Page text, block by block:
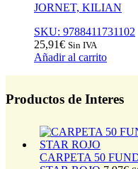
JORNET, KILIAN
SKU: 9788411731102
25,91€ Sin IVA
Añadir al carrito
Productos de Interes
CARPETA 50